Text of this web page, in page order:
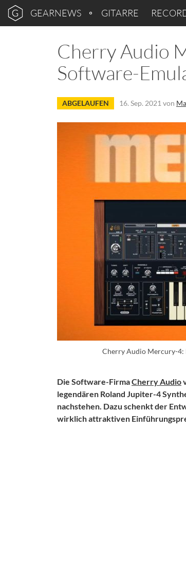
GEARNEWS GITARRE
Cherry Audio
Software-
ABGELAUFEN 16. Sep. 2021 von
Cherry Audio Mercury-4:
Die Software-FirmaCherry Audio
legendären Roland Jupiter-4
nachstehen. Dazu schenkt der
wirklich attraktiven